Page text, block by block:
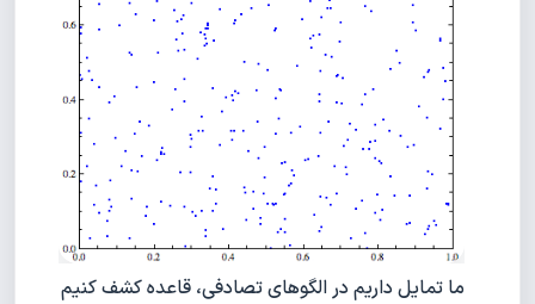
ما تمایل داریم در الگوهای تصادفی، قاعده کشف کنیم